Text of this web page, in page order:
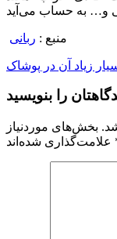
منبع : ربانی
زیاد آن در پوشاک
را بنویسید
بخش‌های موردنیاز